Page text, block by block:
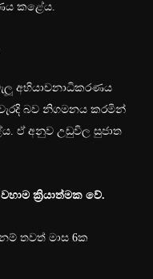
කළේය.
අභියාචනාධිකරණය
බව නිගමනය කරමින්
ඒ අනුව උඩුවිල සුජාත
ක්‍රියාත්මක වේ.
තවත් මාස 6ක